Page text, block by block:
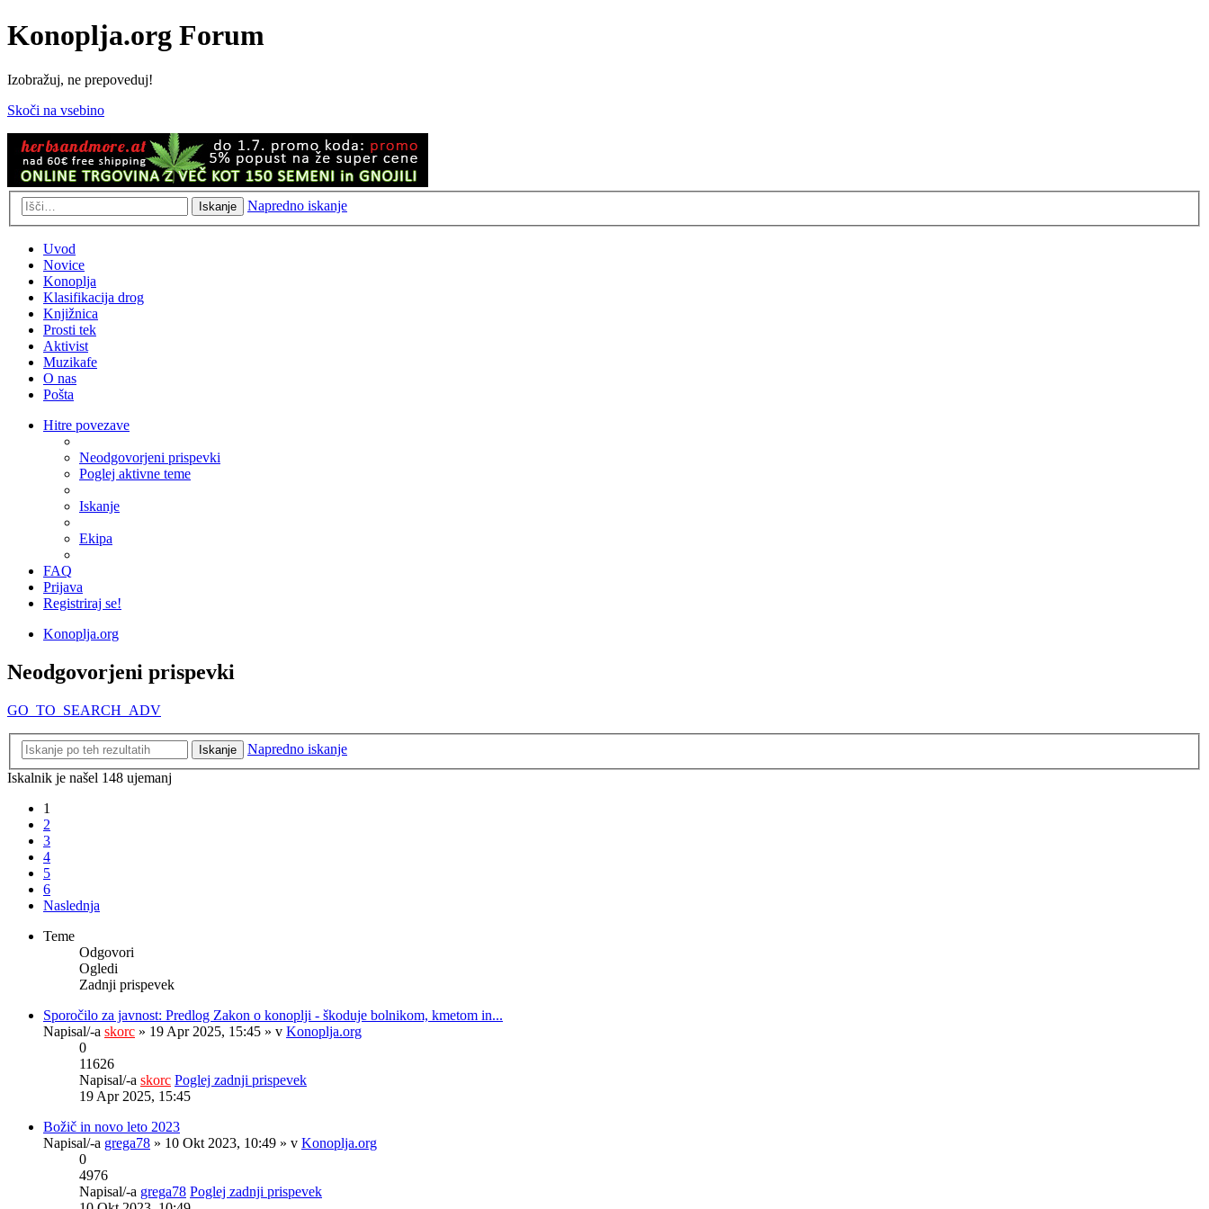
Konoplja.org Forum
Izobražuj, ne prepoveduj!
Skoči na vsebino
Iskanje Napredno iskanje
Uvod
Novice
Konoplja
Klasifikacija drog
Knjižnica
Prosti tek
Aktivist
Muzikafe
O nas
Pošta
Hitre povezave
Neodgovorjeni prispevki
Poglej aktivne teme
Iskanje
Ekipa
FAQ
Prijava
Registriraj se!
Konoplja.org
Neodgovorjeni prispevki
GO_TO_SEARCH_ADV
Iskanje
Napredno iskanje
Iskalnik je našel 148 ujemanj
1
2
3
4
5
6
Naslednja
Teme
Odgovori
Ogledi
Zadnji prispevek
Sporočilo za javnost: Predlog Zakon o konoplji - škoduje bolnikom, kmetom in...
Napisal/-a skorc » 19 Apr 2025, 15:45 » v Konoplja.org
0
11626
Napisal/-a skorc Poglej zadnji prispevek
19 Apr 2025, 15:45
Božič in novo leto 2023
Napisal/-a grega78 » 10 Okt 2023, 10:49 » v Konoplja.org
0
4976
Napisal/-a grega78 Poglej zadnji prispevek